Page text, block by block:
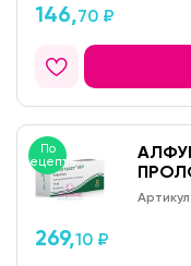
146,70 ₽
По
рецепту
Артикул:
269,10 ₽